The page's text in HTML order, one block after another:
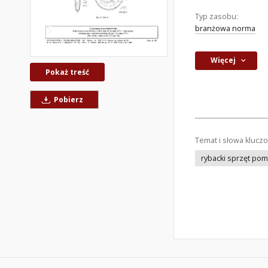
Pokaż treść
Pobierz
Typ zasobu:
branżowa norma
Więcej
Temat i słowa
rybacki sprzęt